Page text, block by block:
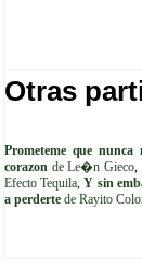
Otras
Prometeme que nunca
corazon de Le�n Gieco,
Efecto Tequila,Y sin
a perderte de Rayito